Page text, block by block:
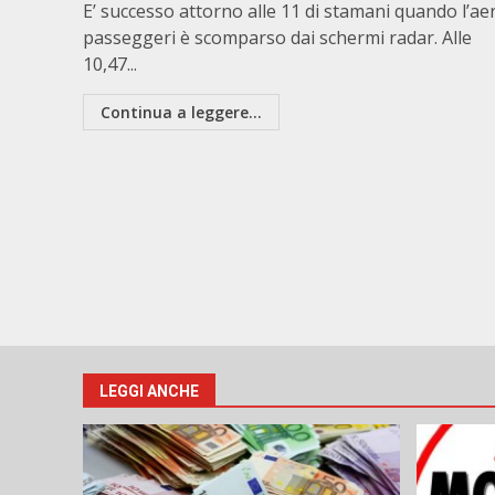
E’ successo attorno alle 11 di stamani quando
passeggeri è scomparso dai schermi radar. Alle
10,47...
Continua a leggere...
LEGGI ANCHE